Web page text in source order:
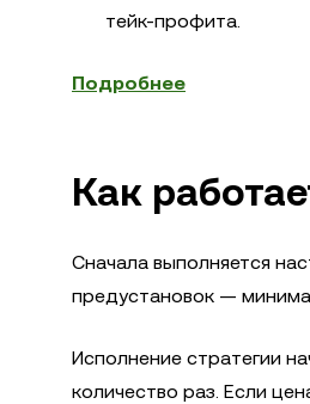
тейк-профита.
Подробнее
Как
Сначала выполняется
предустановок —
Исполнение стратегии
количество раз. Если